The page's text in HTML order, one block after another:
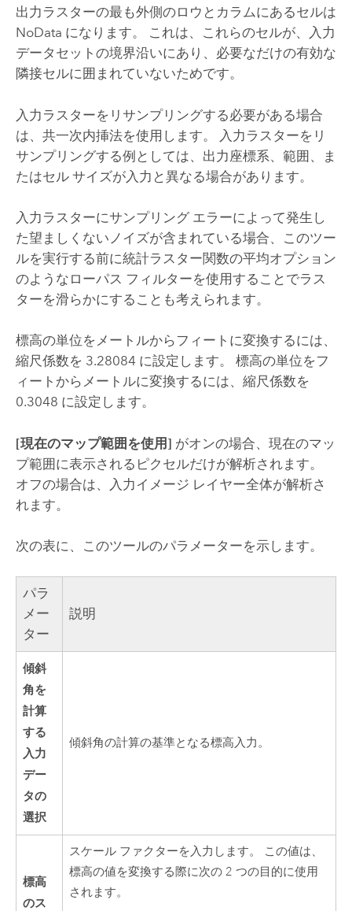
出力ラスターの最も外側のロウとカラムにあるセルは
NoData になります。 これは、これらのセルが、入力
データセットの境界沿いにあり、必要なだけの有効な
隣接セルに囲まれていないためです。
入力ラスターをリサンプリングする必要がある場合
は、共一次内挿法を使用します。 入力ラスターをリ
サンプリングする例としては、出力座標系、範囲、ま
たはセル サイズが入力と異なる場合があります。
入力ラスターにサンプリング エラーによって発生し
た望ましくないノイズが含まれている場合、このツー
ルを実行する前に統計ラスター関数の平均オプション
のようなローパス フィルターを使用することでラス
ターを滑らかにすることも考えられます。
標高の単位をメートルからフィートに変換するには、
縮尺係数を 3.28084 に設定します。 標高の単位をフ
ィートからメートルに変換するには、縮尺係数を
0.3048 に設定します。
[現在のマップ範囲を使用] がオンの場合、現在のマッ
プ範囲に表示されるピクセルだけが解析されます。
オフの場合は、入力イメージ レイヤー全体が解析さ
れます。
次の表に、このツールのパラメーターを示します。
パラ
メー
ター
説明
傾斜
角を
計算
する
入力
デー
タの
選択
傾斜角の計算の基準となる標高入力。
標高
のス
スケール ファクターを入力します。 この値は、
標高の値を変換する際に次の 2 つの目的に使用
されます。